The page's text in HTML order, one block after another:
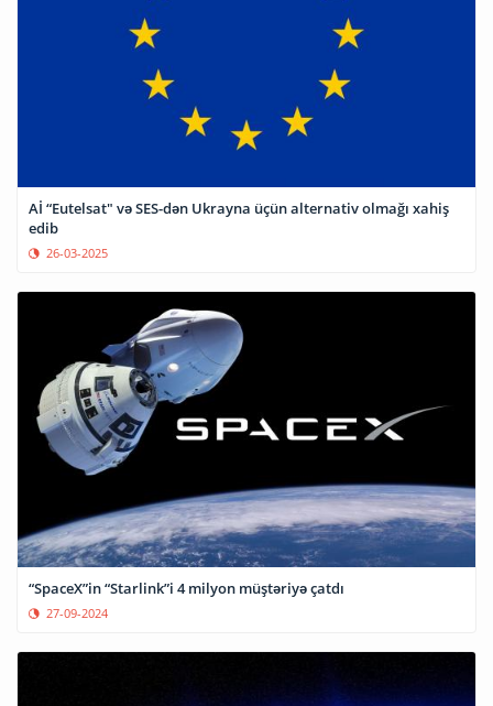
Aİ “Eutelsat" və SES-dən Ukrayna üçün alternativ olmağı xahiş
edib
26-03-2025
“SpaceX”in “Starlink”i 4 milyon müştəriyə çatdı
27-09-2024